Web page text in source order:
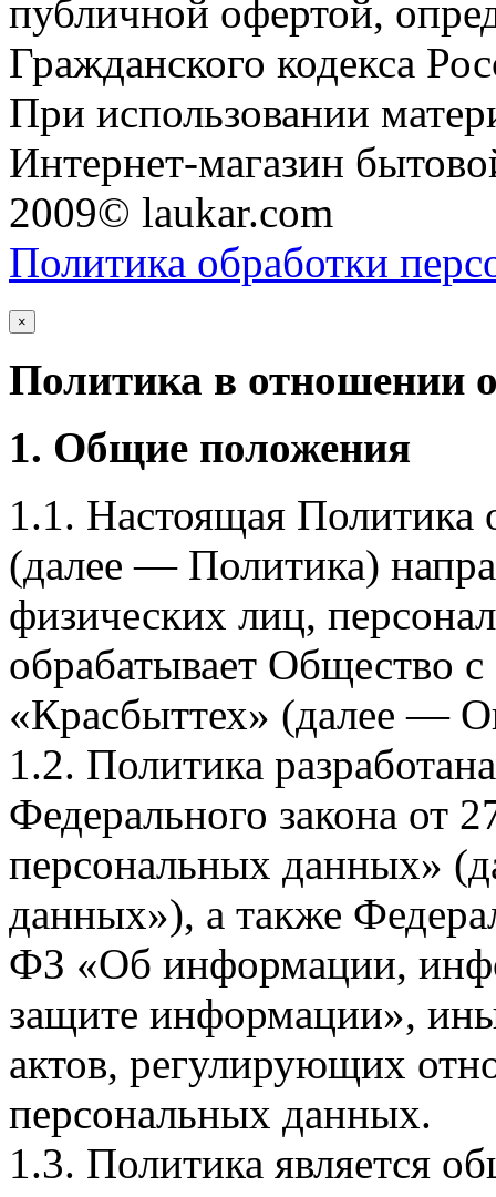
публичной офертой,
Гражданского кодекса
При использовании
Интернет-магазин
2009© laukar.com
Политика обработки
×
Политика в отношении
1. Общие положения
1.1. Настоящая Политика
(далее — Политика)
физических лиц,
обрабатывает Общество
«Красбыттех» (далее —
1.2. Политика
Федерального закона
персональных данных»
данных»), а также
ФЗ «Об информации,
защите информации»,
актов, регулирующих
персональных данных.
1.3. Политика является